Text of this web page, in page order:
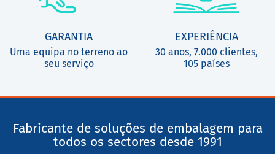
GARANTIA
Uma equipa no terreno ao
seu serviço
EXPERIÊNCIA
30 anos, 7.000 clientes,
105 países
Fabricante de soluções de embalagem para
todos os sectores desde 1991